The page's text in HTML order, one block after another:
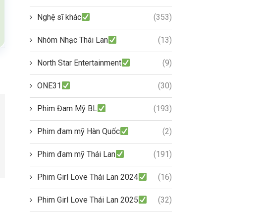
Nghệ sĩ khác (353)
Nhóm Nhạc Thái Lan (13)
North Star Entertainment (9)
ONE31 (30)
Phim Đam Mỹ BL (193)
Phim đam mỹ Hàn Quốc (2)
Phim đam mỹ Thái Lan (191)
Phim Girl Love Thái Lan 2024 (16)
Phim Girl Love Thái Lan 2025 (32)